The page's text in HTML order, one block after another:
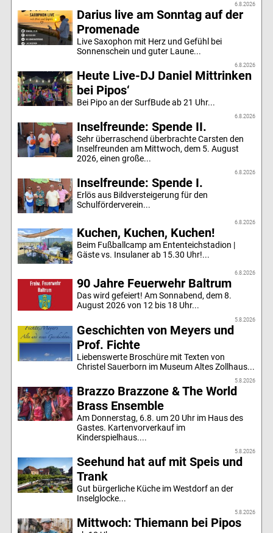
6.8.2026
Darius live am Sonntag auf der
Promenade
Live Saxophon mit Herz und Gefühl bei
Sonnenschein und guter Laune...
6.8.2026
Heute Live-DJ Daniel Mittrinken
bei Pipos‘
Bei Pipo an der SurfBude ab 21 Uhr...
6.8.2026
Inselfreunde: Spende II.
Sehr überraschend überbrachte Carsten den
Inselfreunden am Mittwoch, dem 5. August
2026, einen große...
6.8.2026
Inselfreunde: Spende I.
Erlös aus Bildversteigerung für den
Schulförderverein...
6.8.2026
Kuchen, Kuchen, Kuchen!
Beim Fußballcamp am Ententeichstadion |
Gäste vs. Insulaner ab 15.30 Uhr!...
6.8.2026
90 Jahre Feuerwehr Baltrum
Das wird gefeiert! Am Sonnabend, dem 8.
August 2026 von 12 bis 18 Uhr...
5.8.2026
Geschichten von Meyers und
Prof. Fichte
Liebenswerte Broschüre mit Texten von
Christel Sauerborn im Museum Altes Zollhaus...
5.8.2026
Brazzo Brazzone & The World
Brass Ensemble
Am Donnerstag, 6.8. um 20 Uhr im Haus des
Gastes. Kartenvorverkauf im
Kinderspielhaus....
5.8.2026
Seehund hat auf mit Speis und
Trank
Gut bürgerliche Küche im Westdorf an der
Inselglocke...
5.8.2026
Mittwoch: Thiemann bei Pipos